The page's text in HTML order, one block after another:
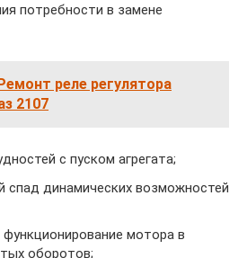
потребности в замене
реле регулятора
2107
с пуском агрегата;
спад динамических возможностей
функционирование мотора в
оборотов;